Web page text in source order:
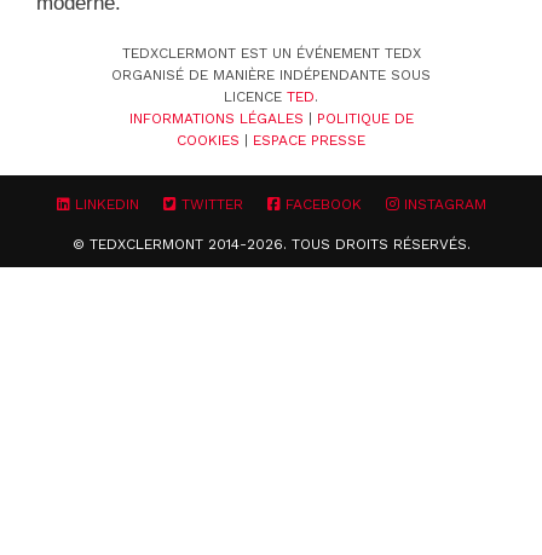
TEDXCLERMONT EST UN ÉVÉNEMENT TEDX
ORGANISÉ DE MANIÈRE INDÉPENDANTE SOUS
LICENCE TED.
INFORMATIONS LÉGALES | POLITIQUE DE
COOKIES | ESPACE PRESSE
LINKEDIN TWITTER FACEBOOK INSTAGRAM
© TEDXCLERMONT 2014-2026. TOUS DROITS RÉSERVÉS.